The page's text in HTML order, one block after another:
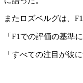
またロズベルグは、
「F1での評価の基準
「すべての注目が彼